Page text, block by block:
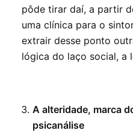
pôde tirar daí, a partir
uma clínica para o
extrair desse ponto
lógica do laço social, a
A alteridade, marca
psicanálise